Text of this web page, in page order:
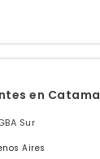
en
Sur
Aires